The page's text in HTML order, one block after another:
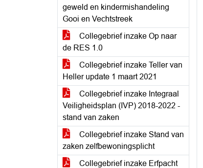
geweld en kindermishandeling
Gooi en Vechtstreek
Collegebrief inzake Op naar
de RES 1.0
Collegebrief inzake Teller van
Heller update 1 maart 2021
Collegebrief inzake Integraal
Veiligheidsplan (IVP) 2018-2022 -
stand van zaken
Collegebrief inzake Stand van
zaken zelfbewoningsplicht
Collegebrief inzake Erfpacht